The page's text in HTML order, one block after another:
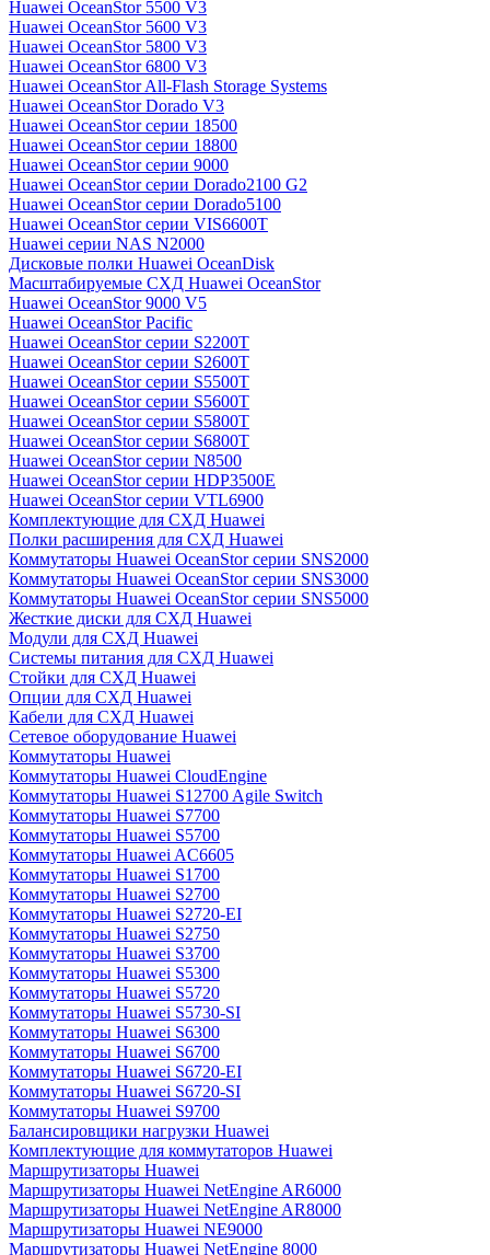
Huawei OceanStor 5500 V3
Huawei OceanStor 5600 V3
Huawei OceanStor 5800 V3
Huawei OceanStor 6800 V3
Huawei OceanStor All-Flash Storage Systems
Huawei OceanStor Dorado V3
Huawei OceanStor серии 18500
Huawei OceanStor серии 18800
Huawei OceanStor серии 9000
Huawei OceanStor серии Dorado2100 G2
Huawei OceanStor серии Dorado5100
Huawei OceanStor серии VIS6600T
Huawei серии NAS N2000
Дисковые полки Huawei OceanDisk
Масштабируемые СХД Huawei OceanStor
Huawei OceanStor 9000 V5
Huawei OceanStor Pacific
Huawei OceanStor серии S2200T
Huawei OceanStor серии S2600T
Huawei OceanStor серии S5500T
Huawei OceanStor серии S5600T
Huawei OceanStor серии S5800T
Huawei OceanStor серии S6800T
Huawei OceanStor серии N8500
Huawei OceanStor серии HDP3500E
Huawei OceanStor серии VTL6900
Комплектующие для СХД Huawei
Полки расширения для СХД Huawei
Коммутаторы Huawei OceanStor серии SNS2000
Коммутаторы Huawei OceanStor серии SNS3000
Коммутаторы Huawei OceanStor серии SNS5000
Жесткие диски для СХД Huawei
Модули для СХД Huawei
Системы питания для СХД Huawei
Стойки для СХД Huawei
Опции для СХД Huawei
Кабели для СХД Huawei
Сетевое оборудование Huawei
Коммутаторы Huawei
Коммутаторы Huawei CloudEngine
Коммутаторы Huawei S12700 Agile Switch
Коммутаторы Huawei S7700
Коммутаторы Huawei S5700
Коммутаторы Huawei AC6605
Коммутаторы Huawei S1700
Коммутаторы Huawei S2700
Коммутаторы Huawei S2720-EI
Коммутаторы Huawei S2750
Коммутаторы Huawei S3700
Коммутаторы Huawei S5300
Коммутаторы Huawei S5720
Коммутаторы Huawei S5730-SI
Коммутаторы Huawei S6300
Коммутаторы Huawei S6700
Коммутаторы Huawei S6720-EI
Коммутаторы Huawei S6720-SI
Коммутаторы Huawei S9700
Балансировщики нагрузки Huawei
Комплектующие для коммутаторов Huawei
Маршрутизаторы Huawei
Маршрутизаторы Huawei NetEngine AR6000
Маршрутизаторы Huawei NetEngine AR8000
Маршрутизаторы Huawei NE9000
Маршрутизаторы Huawei NetEngine 8000